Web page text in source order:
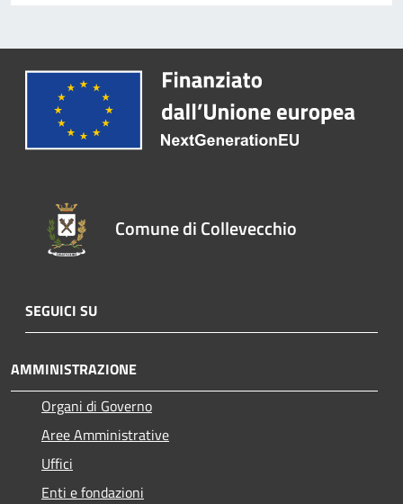
Comune di Collevecchio
SEGUICI SU
AMMINISTRAZIONE
Organi di Governo
Aree Amministrative
Uffici
Enti e fondazioni